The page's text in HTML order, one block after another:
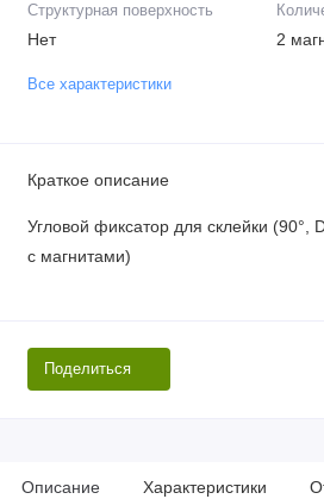
Структурная поверхность
Нет 2
Все характеристики
Краткое описание
Угловой фиксатор для склейки
с магнитами)
Поделиться
Описание Характеристики